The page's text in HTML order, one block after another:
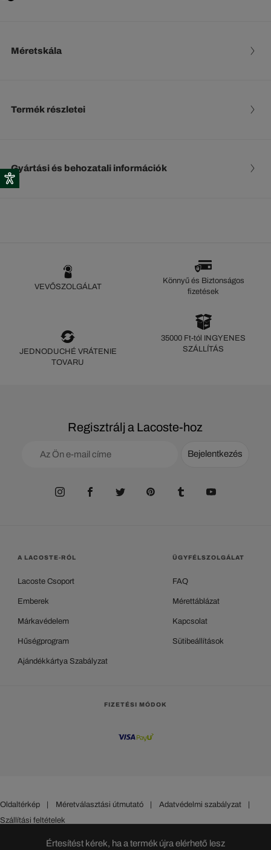
Méretskála
Termék részletei
Gyártási és behozatali információk
Értesítést kérek, ha a termék újra elérhető lesz
VEVŐSZOLGÁLAT
Könnyű és Biztonságos
fizetések
JEDNODUCHÉ VRÁTENIE
TOVARU
35000 Ft-tól INGYENES
SZÁLLÍTÁS
Regisztrálj a Lacoste-hoz
Bejelentkezés
A LACOSTE-RÓL
Lacoste Csoport
Emberek
Márkavédelem
Hűségprogram
Ajándékkártya Szabályzat
ÜGYFÉLSZOLGÁLAT
FAQ
Mérettáblázat
Kapcsolat
Sütibeállítások
FIZETÉSI MÓDOK
Oldaltérkép | Méretválasztási útmutató | Adatvédelmi szabályzat
|
Szállítási feltételek
HUNGARY